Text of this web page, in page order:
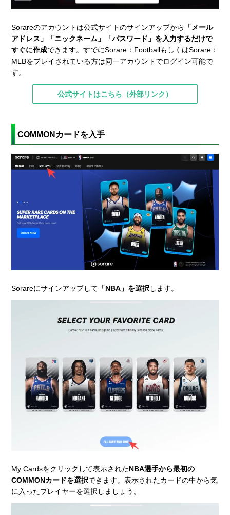
Sorareのアカウントは公式サイトのサインアップから
「メール
アドレス」「ニックネーム」「パスワード」を入力するだけで
すぐに作成できます。すでにSorare：FootballもしくはSorare：
MLBをプレイされている方は同一アカウントでログイン可能で
す。
公式サイトはこちら（外部リンク）
COMMONカードを入手
Sorareにサインアップして 「NBA」を選択 します。
My Cardsをクリックして表示されたNBA選手から最初の
COMMONカードを選択できます。表示されたカードの中から気
に入ったプレイヤーを選択しましょう。